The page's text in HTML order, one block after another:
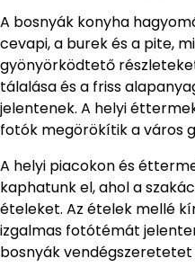
A bosnyák konyha
cevapi, a burek és a pite,
gyönyörködtető
tálalása és a friss
jelentenek. A helyi
fotók megörökítik a város
A helyi piacokon és
kaphatunk el, ahol a
ételeket. Az ételek mellé
izgalmas fotótémát
bosnyák vendégszeretetet